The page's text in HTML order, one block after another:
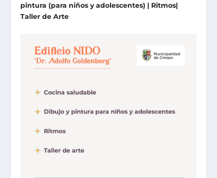
pintura (para niños y adolescentes) | Ritmos|
Taller de Arte